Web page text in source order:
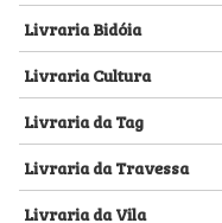
Livraria Bidóia
Livraria Cultura
Livraria da Tag
Livraria da Travessa
Livraria da Vila